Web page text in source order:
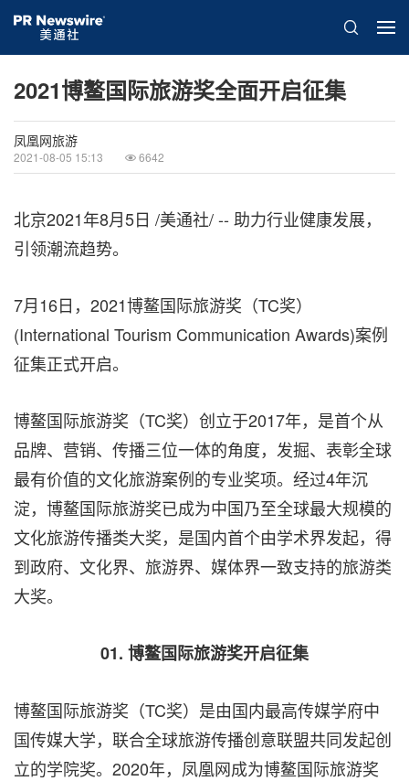
2021博鳌国际旅游奖全面开启征集
凤凰网旅游
2021-08-05 15:13 6642
北京2021年8月5日 /美通社/ -- 助力行业健康发展，
引领潮流趋势。
7月16日，2021博鳌国际旅游奖（TC奖）
(International Tourism Communication Awards)案例
征集正式开启。
博鳌国际旅游奖（TC奖）创立于2017年，是首个从
品牌、营销、传播三位一体的角度，发掘、表彰全球
最有价值的文化旅游案例的专业奖项。经过4年沉
淀，博鳌国际旅游奖已成为中国乃至全球最大规模的
文化旅游传播类大奖，是国内首个由学术界发起，得
到政府、文化界、旅游界、媒体界一致支持的旅游类
大奖。
01. 博鳌国际旅游奖开启征集
博鳌国际旅游奖（TC奖）是由国内最高传媒学府中
国传媒大学，联合全球旅游传播创意联盟共同发起创
立的学院奖。2020年，凤凰网成为博鳌国际旅游奖